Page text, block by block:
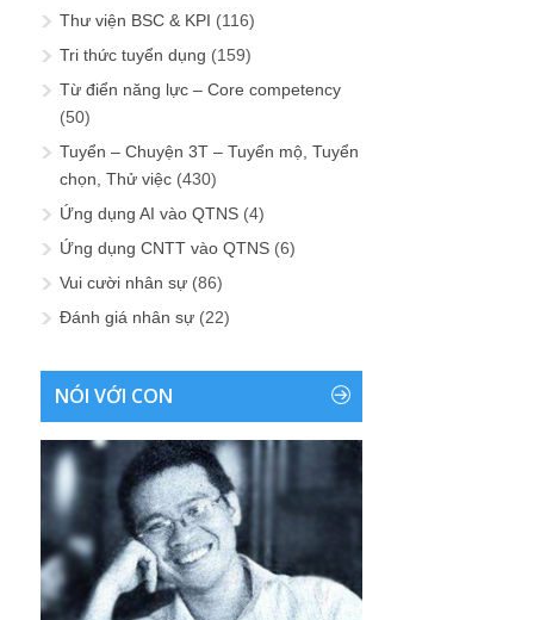
Thư viện BSC & KPI (116)
Tri thức tuyển dụng (159)
Từ điển năng lực – Core competency
(50)
Tuyển – Chuyện 3T – Tuyển mộ, Tuyển
chọn, Thử việc (430)
Ứng dụng AI vào QTNS (4)
Ứng dụng CNTT vào QTNS (6)
Vui cười nhân sự (86)
Đánh giá nhân sự (22)
NÓI VỚI CON